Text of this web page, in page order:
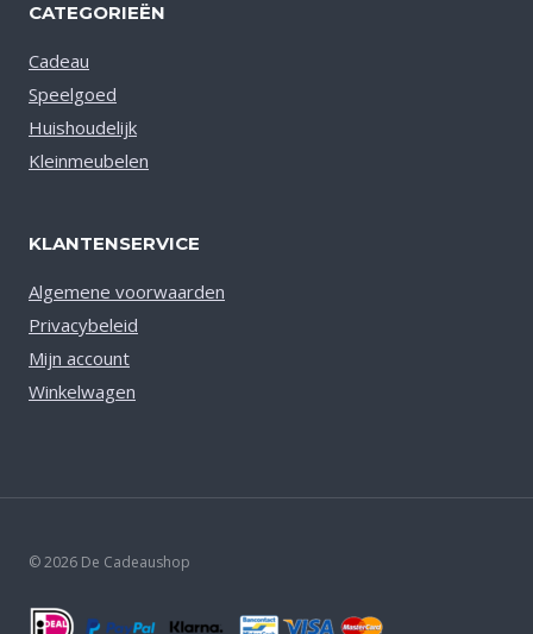
CATEGORIEËN
Cadeau
Speelgoed
Huishoudelijk
Kleinmeubelen
KLANTENSERVICE
Algemene voorwaarden
Privacybeleid
Mijn account
Winkelwagen
© 2026 De Cadeaushop